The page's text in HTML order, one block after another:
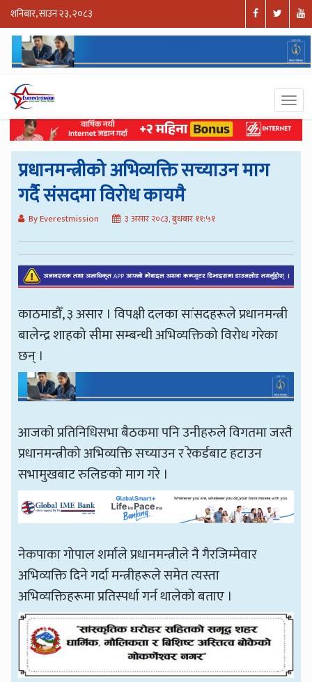
शनिबार, साउन २३, २०८३
प्रधानमन्त्रीको अभिव्यक्ति सच्याउन माग
गर्दै संसदमा विरोध कायमै
By Everestmission ३ असार २०८३, बुधबार ११:५१
काठमाडौँ, ३ असार । विपक्षी दलका सांसदहरूले प्रधानमन्त्री
बालेन्द्र शाहको सीमा सम्बन्धी अभिव्यक्तिको विरोध गरेका
छन् ।
आजको प्रतिनिधिसभा बैठकमा पनि उनीहरुले विगतमा जस्तै
प्रधानमन्त्रीको अभिव्यक्ति सच्याउन र रेकर्डबाट हटाउन
सभामुखबाट रुलिङको माग गरे ।
नेकपाका गोपाल शर्माले प्रधानमन्त्रीले नै गैरजिम्मेवार
अभिव्यक्ति दिने गर्दा मन्त्रीहरूले समेत त्यस्ता
अभिव्यक्तिहरूमा प्रतिस्पर्धा गर्न थालेको बताए ।